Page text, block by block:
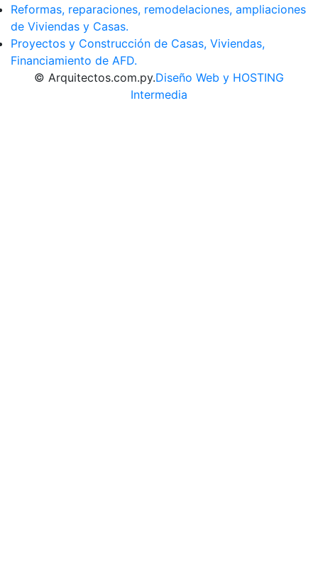
Reformas, reparaciones, remodelaciones, ampliaciones
de Viviendas y Casas.
Proyectos y Construcción de Casas, Viviendas,
Financiamiento de AFD.
© Arquitectos.com.py.Diseño Web y HOSTING
Intermedia